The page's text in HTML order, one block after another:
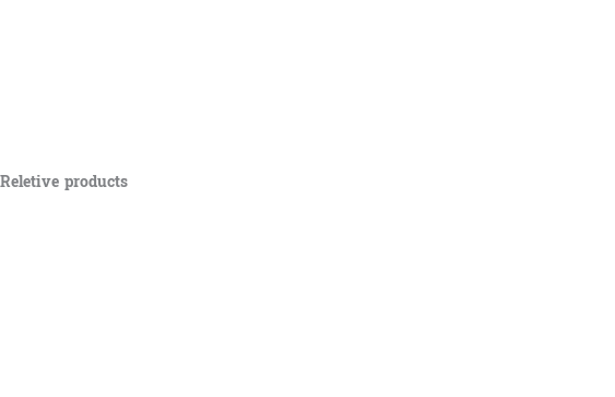
Reletive products